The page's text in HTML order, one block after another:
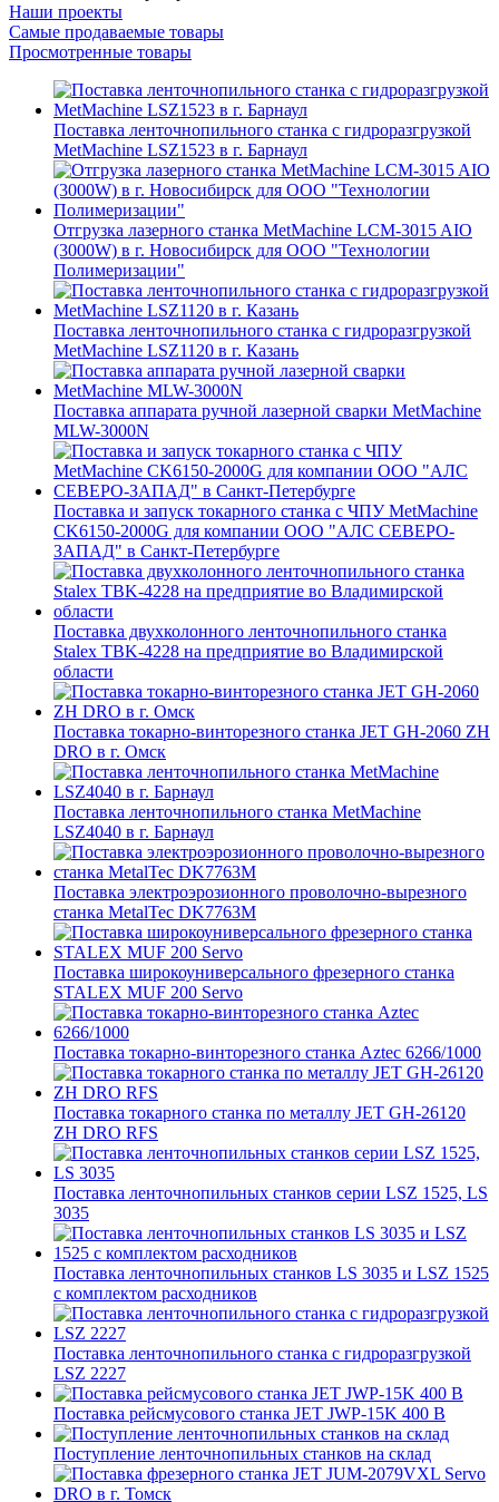
Наши проекты
Самые продаваемые товары
Просмотренные товары
Поставка ленточнопильного станка c гидроразгрузкой
MetMachine LSZ1523 в г. Барнаул
Отгрузка лазерного станка MetMachine LCM-3015 AIO
(3000W) в г. Новосибирск для ООО "Технологии
Полимеризации"
Поставка ленточнопильного станка c гидроразгрузкой
MetMachine LSZ1120 в г. Казань
Поставка аппарата ручной лазерной сварки MetMachine
MLW-3000N
Поставка и запуск токарного станка с ЧПУ MetMachine
CK6150-2000G для компании ООО "АЛС СЕВЕРО-
ЗАПАД" в Санкт-Петербурге
Поставка двухколонного ленточнопильного станка
Stalex TBK-4228 на предприятие во Владимирской
области
Поставка токарно-винторезного станка JET GH-2060 ZH
DRO в г. Омск
Поставка ленточнопильного станка MetMachine
LSZ4040 в г. Барнаул
Поставка электроэрозионного проволочно-вырезного
станка MetalTec DK7763M
Поставка широкоуниверсального фрезерного станка
STALEX MUF 200 Servo
Поставка токарно-винторезного станка Aztec 6266/1000
Поставка токарного станка по металлу JET GH-26120
ZH DRO RFS
Поставка ленточнопильных станков серии LSZ 1525, LS
3035
Поставка ленточнопильных станков LS 3035 и LSZ 1525
с комплектом расходников
Поставка ленточнопильного станка c гидроразгрузкой
LSZ 2227
Поставка рейсмусового станка JET JWP-15K 400 В
Поступление ленточнопильных станков на склад